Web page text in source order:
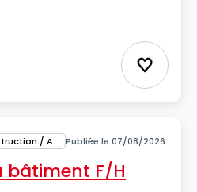
Ajouter
BTP / Matériaux de construction / Architecture Publiée le 07/08/2026
bâtiment F/H